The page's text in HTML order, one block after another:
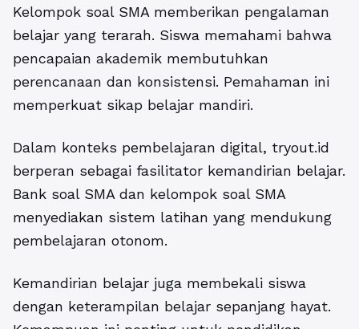
Kelompok soal SMA memberikan pengalaman
belajar yang terarah. Siswa memahami bahwa
pencapaian akademik membutuhkan
perencanaan dan konsistensi. Pemahaman ini
memperkuat sikap belajar mandiri.
Dalam konteks pembelajaran digital, tryout.id
berperan sebagai fasilitator kemandirian belajar.
Bank soal SMA dan kelompok soal SMA
menyediakan sistem latihan yang mendukung
pembelajaran otonom.
Kemandirian belajar juga membekali siswa
dengan keterampilan belajar sepanjang hayat.